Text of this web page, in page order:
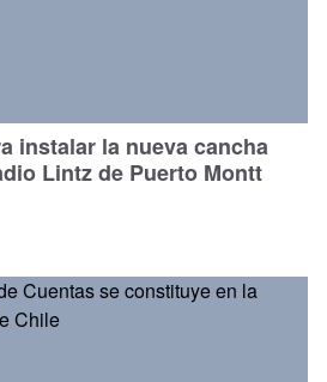
instalar la nueva cancha
Lintz de Puerto Montt